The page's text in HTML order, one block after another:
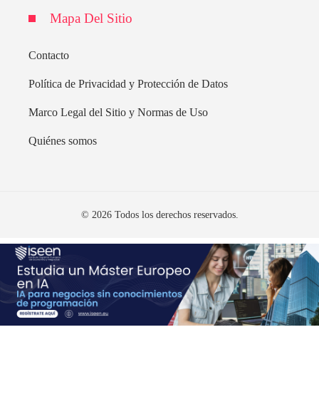
Mapa Del Sitio
Contacto
Política de Privacidad y Protección de Datos
Marco Legal del Sitio y Normas de Uso
Quiénes somos
© 2026 Todos los derechos reservados.